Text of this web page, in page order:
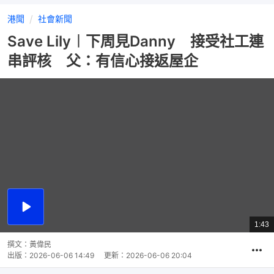
港聞 社會新聞
Save Lily︱下周見Danny 接受社工連
串評核 父：有信心接返屋企
播
總
共
1:43
撰文： 黃偉民
出版： 2026-06-06 14:49 更新： 2026-06-06 20:04